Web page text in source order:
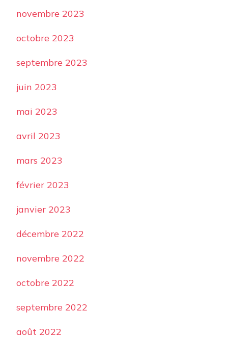
novembre 2023
octobre 2023
septembre 2023
juin 2023
mai 2023
avril 2023
mars 2023
février 2023
janvier 2023
décembre 2022
novembre 2022
octobre 2022
septembre 2022
août 2022